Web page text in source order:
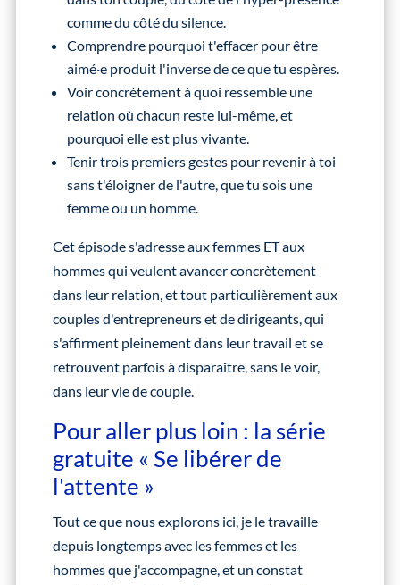
comme du côté du silence.
Comprendre pourquoi t'effacer pour être
aimé·e produit l'inverse de ce que tu espères.
Voir concrètement à quoi ressemble une
relation où chacun reste lui-même, et
pourquoi elle est plus vivante.
Tenir trois premiers gestes pour revenir à toi
sans t'éloigner de l'autre, que tu sois une
femme ou un homme.
Cet épisode s'adresse aux femmes ET aux
hommes qui veulent avancer concrètement
dans leur relation, et tout particulièrement aux
couples d'entrepreneurs et de dirigeants, qui
s'affirment pleinement dans leur travail et se
retrouvent parfois à disparaître, sans le voir,
dans leur vie de couple.
Pour aller plus loin : la série
gratuite « Se libérer de
l'attente »
Tout ce que nous explorons ici, je le travaille
depuis longtemps avec les femmes et les
hommes que j'accompagne, et un constat